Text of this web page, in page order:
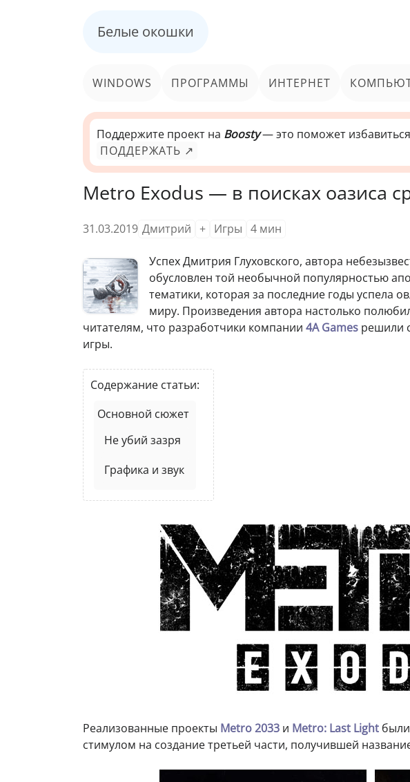
Белые окошки
WINDOWS ПРОГРАММЫ ИНТЕРНЕТ
Поддержите проект на Boosty— это поможет
ПОДДЕРЖАТЬ ↗
Metro Exodus — в поисках оазиса
31.03.2019 Дмитрий + Игры 4 мин
Успех Дмитрия Глуховского, автора
обусловлен той необычной популярностью
тематики, которая за последние годы успела
миру. Произведения автора настолько
читателям, что разработчики компании 4А Games решили
игры.
Содержание статьи:
Основной сюжет
Не убий зазря
Графика и звук
Реализованные проекты Metro 2033 и Metro: Last Light
стимулом на создание третьей части, получившей